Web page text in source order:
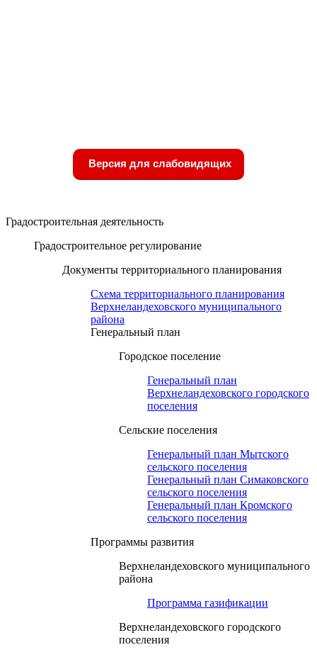
Версия для слабовидящих
Градостроительная деятельность
Градостроительное регулирование
Документы территориального планирования
Схема территориального планирования
Верхнеландеховского муниципального
района
Генеральный план
Городское поселение
Генеральный план
Верхнеландеховского городского
поселения
Сельские поселения
Генеральный план Мытского
сельского поселения
Генеральный план Симаковского
сельского поселения
Генеральный план Кромского
сельского поселения
Программы развития
Верхнеландеховского муниципального
района
Программа газификации
Верхнеландеховского городского
поселения